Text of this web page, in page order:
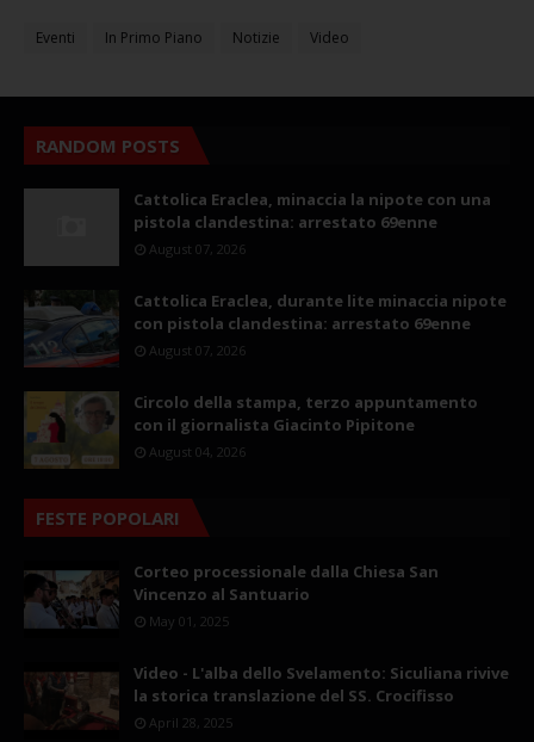
Eventi In Primo Piano Notizie Video
RANDOM POSTS
Cattolica Eraclea, minaccia la nipote con una
pistola clandestina: arrestato 69enne
August 07, 2026
Cattolica Eraclea, durante lite minaccia nipote
con pistola clandestina: arrestato 69enne
August 07, 2026
Circolo della stampa, terzo appuntamento
con il giornalista Giacinto Pipitone
August 04, 2026
FESTE POPOLARI
Corteo processionale dalla Chiesa San
Vincenzo al Santuario
May 01, 2025
Video - L'alba dello Svelamento: Siculiana rivive
la storica translazione del SS. Crocifisso
April 28, 2025